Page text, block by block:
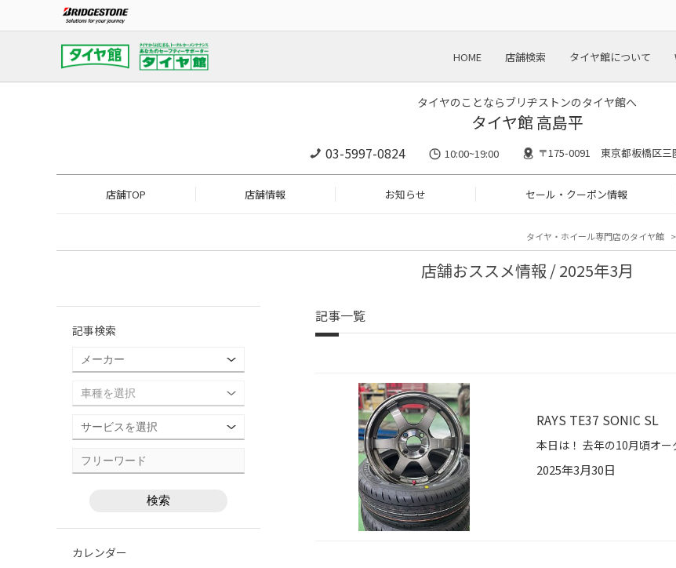
HOME 店舗検索 タイヤ館について
タイヤのことならブリヂストンのタイヤ館へ
タイヤ館 高島平
03-5997-0824 10:00~19:00 〒175-0091 東京都板橋区三
店舗TOP 店舗情報 お知らせ セール・クーポン情報
タイヤ・ホイール専門店のタイヤ館
店舗おススメ情報 / 2025年3月
記事一覧
RAYS TE37 SONIC SL
2025年3月30日
記事検索
カレンダー